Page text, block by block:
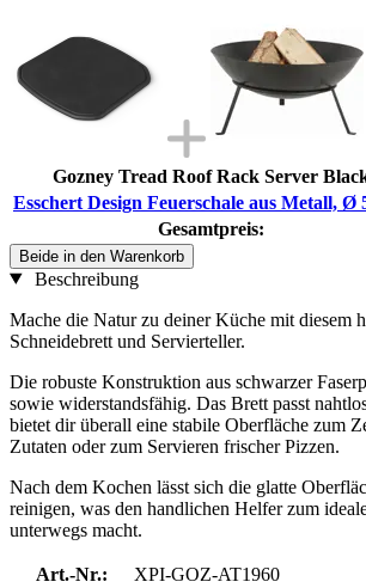
Gozney Tread Roof Rack Server
Esschert Design Feuerschale aus Metall, Ø
Gesamtpreis:
Beide in den Warenkorb
Beschreibung
Mache die Natur zu deiner Küche mit diesem
Schneidebrett und Servierteller.
Die robuste Konstruktion aus schwarzer
sowie widerstandsfähig. Das Brett passt
bietet dir überall eine stabile Oberfläche zum
Zutaten oder zum Servieren frischer Pizzen.
Nach dem Kochen lässt sich die glatte
reinigen, was den handlichen Helfer zum
unterwegs macht.
Art.-Nr.:
XPI-GOZ-AT1960